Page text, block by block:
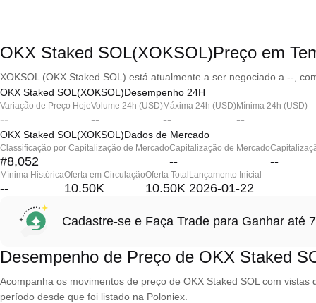
OKX Staked SOL(XOKSOL)Preço em
XOKSOL (OKX Staked SOL) está atualmente a ser negociado a --,
OKX Staked SOL(XOKSOL)Desempenho 24H
Variação de Preço Hoje
--
Volume 24h (USD)
--
Máxima 24h (USD)
--
Mínima 24h (USD)
--
OKX Staked SOL(XOKSOL)Dados de Mercado
Classificação por Capitalização de Mercado
#8,052
Capitalização de Mercado
-- --
Mínima Histórica
--
Oferta em Circulação
10.50K
Oferta Total
10.50K
Lançamento Inicial
2026-01-22
Cadastre-se e Faça Trade para Ganhar até
Desempenho de Preço de OKX Staked
Acompanha os movimentos de preço de OKX Staked SOL com
período desde que foi listado na Poloniex.